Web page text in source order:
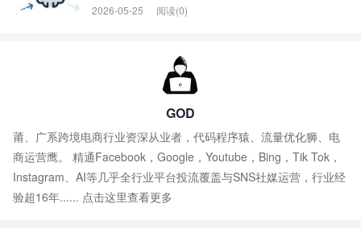
2026-05-25 阅读(0)
GOD
莆、广系跨境电商行业资深从业者，代码程序猿、流量优化狮、电
商运营鹰。 精通Facebook，Google，Youtube，Bing，Tik Tok，
Instagram、AI等几乎全行业平台投流覆盖与SNS社媒运营，行业经
验超16年...... 点击这里查看更多